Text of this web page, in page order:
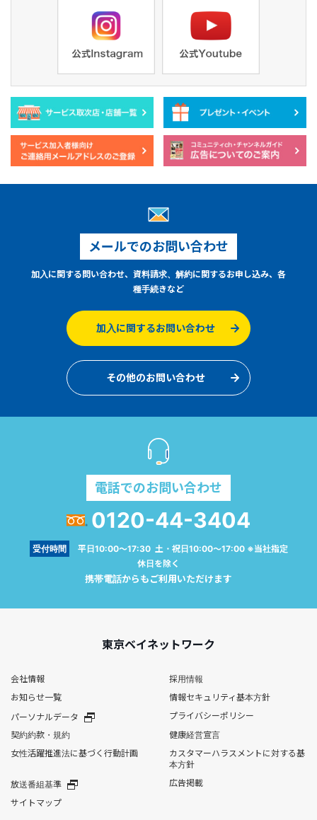
メールでのお問い合わせ
加入に関する問い合わせ、資料請求、解約に関するお申し込み、各
種手続きなど
加入に関するお問い合わせ
その他のお問い合わせ
電話でのお問い合わせ
0120-44-3404
受付時間
平日10:00～17:30 土・祝日10:00～17:00 ※当社指定
休日を除く
携帯電話からもご利用いただけます
東京ベイネットワーク
会社情報
採用情報
お知らせ一覧
情報セキュリティ基本方針
パーソナルデータ
プライバシーポリシー
契約約款・規約
健康経営宣言
女性活躍推進法に基づく行動計画
カスタマーハラスメントに対する基
本方針
放送番組基準
広告掲載
サイトマップ